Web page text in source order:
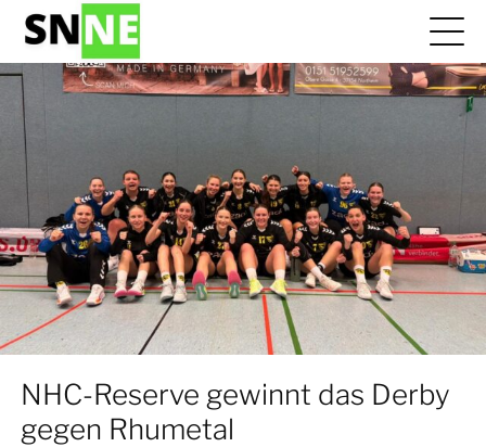
NHC-Reserve gewinnt das Derby
gegen Rhumetal